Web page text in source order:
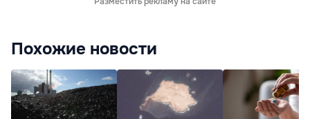
Похожие новости